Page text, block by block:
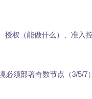
授权（能做什么）、准入
必须部署奇数节点（3/5/7